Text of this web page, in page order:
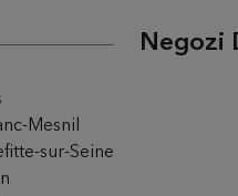
FOCH
Negozi
Mesnil
sur-Seine